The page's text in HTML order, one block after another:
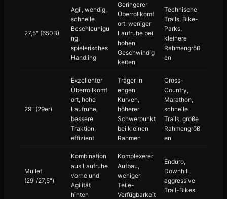
27,5" (650B)
Agil, wendig,
schnelle
Beschleunigu
ng,
spielerisches
Handling
Geringerer
Überrollkomf
ort, weniger
Laufruhe bei
hohen
Geschwindig
keiten
Technische
Trails, Bike-
Parks,
kleinere
Rahmengröß
en
29" (29er)
Exzellenter
Überrollkomf
ort, hohe
Laufruhe,
bessere
Traktion,
effizient
Träger in
engen
Kurven,
höherer
Schwerpunkt
bei kleinen
Rahmen
Cross-
Country,
Marathon,
schnelle
Trails, große
Rahmengröß
en
Mullet
(29"/27,5")
Kombination
aus Laufruhe
vorne und
Agilität
hinten
Komplexerer
Aufbau,
weniger
Teile-
Verfügbarkeit
Enduro,
Downhill,
aggressive
Trail-Bikes